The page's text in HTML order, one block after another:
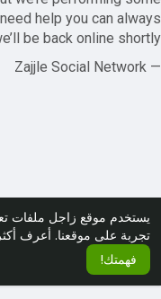
يستخدم موقع زاجل ملفات
تجربة على موقعنا. أعرف
فهمتك!
help you can always
be back online shortly!
— Zajjle Social Network